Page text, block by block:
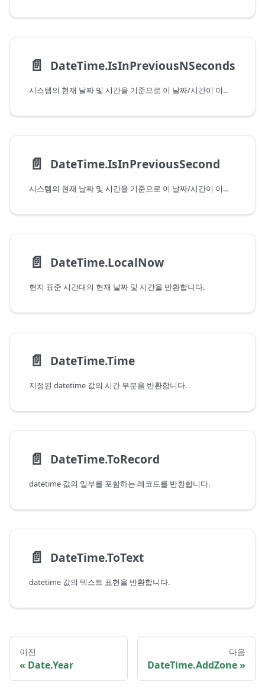
📄️ DateTime.IsInPreviousNSeconds
시스템의 현재 날짜 및 시간을 기준으로 이 날짜/시간이 이전 몇 초 이내에 속하는지 여부를 나타냅니다. 현재 초에 속하는 값을 전달하는 경우 이 함수는 False를 반환합니다.
📄️ DateTime.IsInPreviousSecond
시스템의 현재 날짜 및 시간을 기준으로 이 날짜/시간이 이전 초에 속하는지 여부를 나타냅니다. 현재 초에 속하는 값을 전달하는 경우 이 함수는 False를 반환합니다.
📄️ DateTime.LocalNow
현지 표준 시간대의 현재 날짜 및 시간을 반환합니다.
📄️ DateTime.Time
지정된 datetime 값의 시간 부분을 반환합니다.
📄️ DateTime.ToRecord
datetime 값의 일부를 포함하는 레코드를 반환합니다.
📄️ DateTime.ToText
datetime 값의 텍스트 표현을 반환합니다.
이전
Date.Year
다음
DateTime.AddZone